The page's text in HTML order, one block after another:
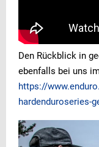
Den Rückblick in
ebenfalls bei uns
https://
hardenduroseries-